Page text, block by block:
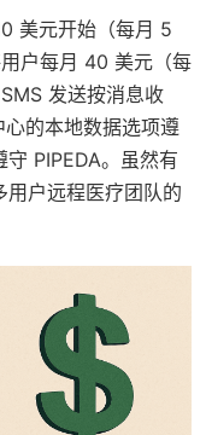
美元开始（每月 5
户每月 40 美元（每
发送按消息收
的本地数据选项遵
PIPEDA。虽然有
户远程医疗团队的